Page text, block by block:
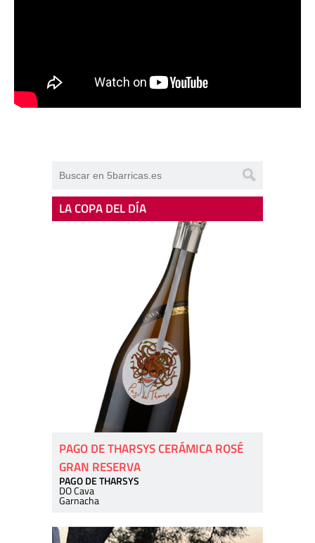
LA COPA DEL DÍA
PAGO DE THARSYS CERÁMICA ROSÉ
GRAN RESERVA
PAGO DE THARSYS
DO Cava
Garnacha